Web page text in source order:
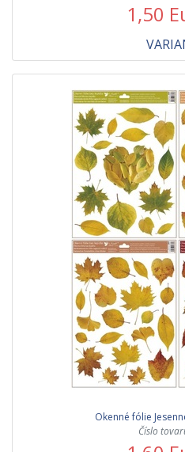
1,50
Okenné fólie
Číslo